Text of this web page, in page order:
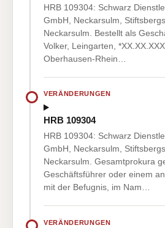
HRB 109304: Schwarz
GmbH, Neckarsulm,
Neckarsulm. Bestellt als
Volker, Leingarten,
Oberhausen-Rhein…
VERÄNDERUNGEN
HRB 109304
HRB 109304: Schwarz
GmbH, Neckarsulm,
Neckarsulm. Gesamtprokura
Geschäftsführer oder einem
mit der Befugnis, im Nam…
VERÄNDERUNGEN